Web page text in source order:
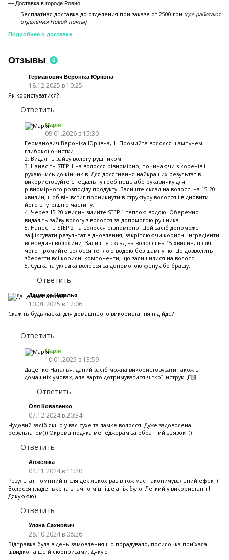
— Доставка в городе Ровно.
Бесплатная доставка до отделения при заказе от 2500 грн (где работают
отделения Новой почты).
Подробнее о доставке
Отзывы 6
Германович Вероніка Юріївна
18.12.2025 в 10:25
Як користуватися?
Ответить
Марія
09.01.2026 в 15:30
Германович Вероніка Юріївна, 1. Промийте волосся шампунем
глибокої очистки
2. Видаліть зайву вологу рушником
3. Нанесіть STEP 1 на волосся рівномірно, починаючи з коренів і
рухаючись до кінчиків. Для досягнення найкращих результатів
використовуйте спеціальну гребінець або рукавичку для
рівномірного розподілу продукту. Залиште склад на волоссі на 15-20
хвилин, щоб він встиг проникнути в структуру волосся і відновити
його внутрішню частину.
4. Через 15-20 хвилин змийте STEP 1 теплою водою. Обережно
видаліть зайву вологу з волосся за допомогою рушника.
5. Нанесіть STEP 2 на волосся рівномірно. Цей засіб допоможе
зафіксувати результат відновлення, закріплюючи корисні інгредієнти
всередині волосини. Залиште склад на волоссі на 15 хвилин, після
чого промийте волосся теплою водою без шампуню. Це дозволить
зберегти всі корисні компоненти, що залишилися на волоссі.
5. Сушка та укладка волосся за допомогою фену або брашу.
Ответить
Даценко Наталья
10.01.2025 в 12:06
Скажіть будь ласка, для домашнього використання підійде?
Ответить
Марія
10.01.2025 в 13:59
Даценко Наталья, даний засіб можна використовувати також в
домашніх умовах, але варто дотримуватися чіткої інструкції🙌
Ответить
Оля Коваленко
07.12.2024 в 20:34
Чудовий засіб якщо у вас сухе та ламке волосся! Дуже задоволена
результатом))) Окрема подяка менеджерам за обратний зв'язок !))
Ответить
Анжеліка
04.11.2024 в 11:20
Результат помітний після декількох разів тож має накопичувальний ефект)
Волосся гладеньке та значно міцніше аніж було. Легкий у використанні!
Дякуююю)
Ответить
Уляна Сахнович
28.10.2024 в 08:26
Відправка була в день замовлення що порадувало, посилочка приїхала
швидко та ще й сюрпризами. Дякую